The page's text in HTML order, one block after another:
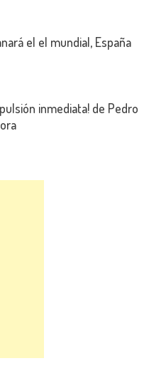
el el mundial, España
inmediata! de Pedro